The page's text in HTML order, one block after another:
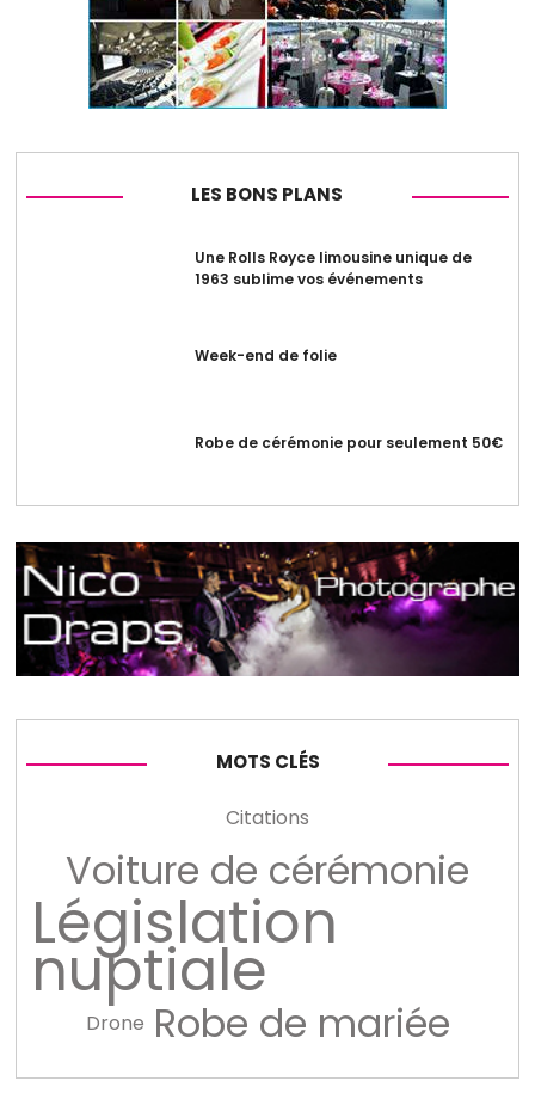
LES BONS PLANS
Une Rolls Royce limousine unique de
1963 sublime vos événements
Week-end de folie
Robe de cérémonie pour seulement 50€
MOTS CLÉS
Citations
Voiture de cérémonie
Législation
nuptiale
Drone Robe de mariée